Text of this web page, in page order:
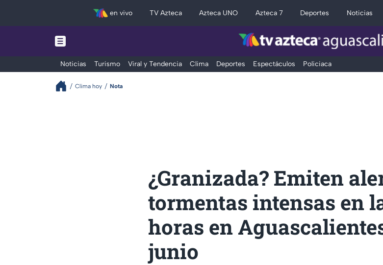
en vivo TV Azteca Azteca UNO Azteca 7 Deportes Noticias
Noticias Turismo Viral y Tendencia Clima Deportes Espectáculos Policiaca
Clima hoy Nota
¿Granizada? Emiten
tormentas intensas en
horas en
junio